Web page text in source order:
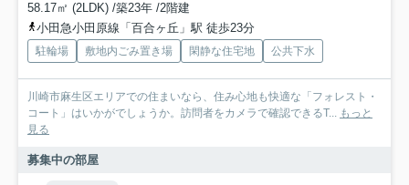
58.17㎡ (2LDK) /築23年 /2階建
小田急小田原線「百合ヶ丘」駅 徒歩23分
駐輪場 敷地内ごみ置き場 閑静な住宅地 公共下水
川崎市麻生区エリアでの住まいなら、住み心地も快適な「フォレスト・
コート」はいかがでしょうか。訪問者をカメラで確認できるT... もっと
見る
募集中の部屋